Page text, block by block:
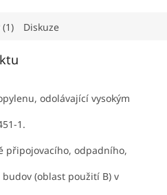
Diskuze
odolávající vysokým
1.
připojovacího, odpadního,
(oblast použití B) v